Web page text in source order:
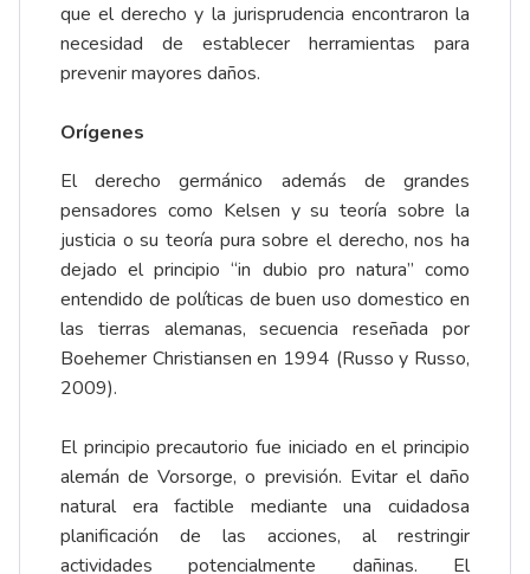
que el derecho y la jurisprudencia encontraron la
necesidad de establecer herramientas para
prevenir mayores daños.
Orígenes
El derecho germánico además de grandes
pensadores como Kelsen y su teoría sobre la
justicia o su teoría pura sobre el derecho, nos ha
dejado el principio “in dubio pro natura” como
entendido de políticas de buen uso domestico en
las tierras alemanas, secuencia reseñada por
Boehemer Christiansen en 1994 (Russo y Russo,
2009).
El principio precautorio fue iniciado en el principio
alemán de Vorsorge, o previsión. Evitar el daño
natural era factible mediante una cuidadosa
planificación de las acciones, al restringir
actividades potencialmente dañinas. El